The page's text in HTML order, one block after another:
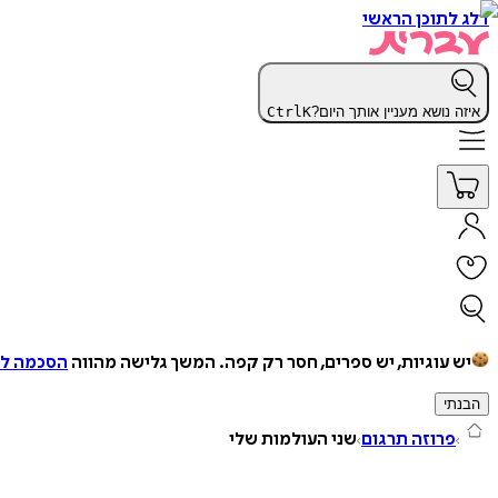
דלג לתוכן הראשי
איזה נושא מעניין אותך היום? CtrlK
יש עוגיות, יש ספרים, חסר רק קפה. המשך גלישה מהווה הסכמה
הבנתי
פרוזה תרגום שני העולמות שלי